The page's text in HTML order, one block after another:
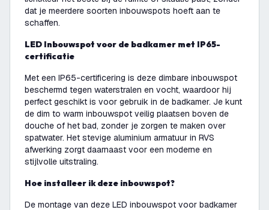
dat je meerdere soorten inbouwspots hoeft aan te
schaffen.
LED Inbouwspot voor de badkamer met IP65-
certificatie
Met een IP65-certificering is deze dimbare inbouwspot
beschermd tegen waterstralen en vocht, waardoor hij
perfect geschikt is voor gebruik in de badkamer. Je kunt
de dim to warm inbouwspot veilig plaatsen boven de
douche of het bad, zonder je zorgen te maken over
spatwater. Het stevige aluminium armatuur in RVS
afwerking zorgt daarnaast voor een moderne en
stijlvolle uitstraling.
Hoe installeer ik deze inbouwspot?
De montage van deze LED inbouwspot voor badkamer